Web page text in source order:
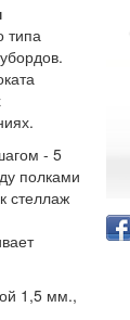
типа
- 5
полками
стеллаж
1,5 мм.,